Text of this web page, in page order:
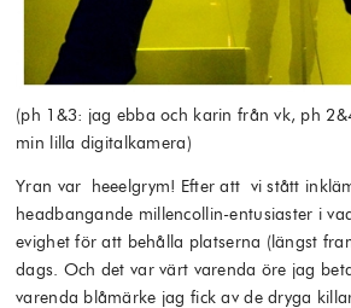
(ph 1&3: jag ebba och karin från vk, ph
min lilla digitalkamera)
Yran var heeelgrym! Efter att vi stått
headbangande millencollin-entusiaster i
evighet för att behålla platserna (längst
dags. Och det var värt varenda öre jag
varenda blåmärke jag fick av de dryga